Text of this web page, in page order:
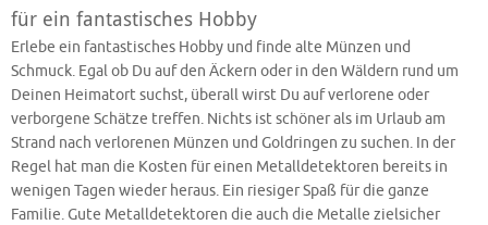
für ein fantastisches Hobby
Erlebe ein fantastisches Hobby und finde alte Münzen und
Schmuck. Egal ob Du auf den Äckern oder in den Wäldern rund um
Deinen Heimatort suchst, überall wirst Du auf verlorene oder
verborgene Schätze treffen. Nichts ist schöner als im Urlaub am
Strand nach verlorenen Münzen und Goldringen zu suchen. In der
Regel hat man die Kosten für einen Metalldetektoren bereits in
wenigen Tagen wieder heraus. Ein riesiger Spaß für die ganze
Familie. Gute Metalldetektoren die auch die Metalle zielsicher